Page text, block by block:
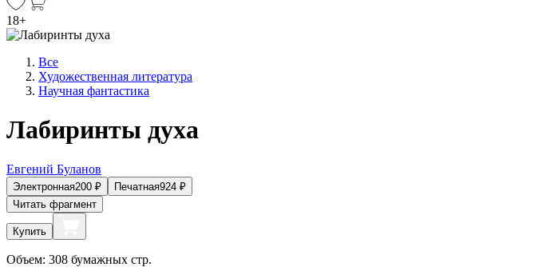
18+
Все
Художественная литература
Научная фантастика
Лабиринты духа
Евгений Буланов
Электронная200 ₽ Печатная924 ₽
Читать фрагмент
Купить
Объем: 308 бумажных стр.